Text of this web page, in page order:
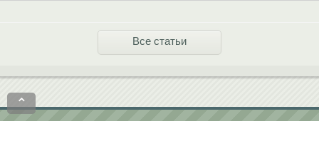
Все статьи
⌃